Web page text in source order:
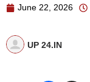
June 22, 2026
UP 24.IN